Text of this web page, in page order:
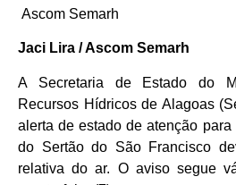
Ascom Semarh
Jaci Lira / Ascom Semarh
A Secretaria de Estado do
Recursos Hídricos de Alagoas
alerta de estado de atenção
do Sertão do São Francisco
relativa do ar. O aviso segue